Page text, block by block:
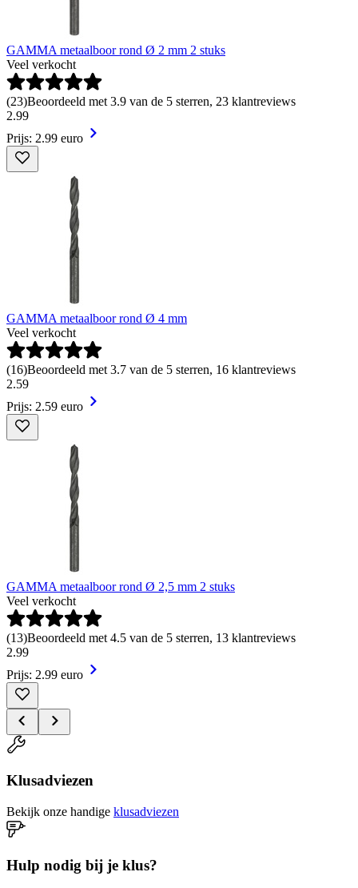
GAMMA metaalboor rond Ø 2 mm 2 stuks
Veel verkocht
(23)Beoordeeld met 3.9 van de 5 sterren, 23 klantreviews
2.99
Prijs: 2.99 euro
GAMMA metaalboor rond Ø 4 mm
Veel verkocht
(16)Beoordeeld met 3.7 van de 5 sterren, 16 klantreviews
2.59
Prijs: 2.59 euro
GAMMA metaalboor rond Ø 2,5 mm 2 stuks
Veel verkocht
(13)Beoordeeld met 4.5 van de 5 sterren, 13 klantreviews
2.99
Prijs: 2.99 euro
Klusadviezen
Bekijk onze handige klusadviezen
Hulp nodig bij je klus?